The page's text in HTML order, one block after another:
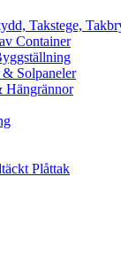
Takstege,
Container
Solpaneler
Hängrännor
Plåttak